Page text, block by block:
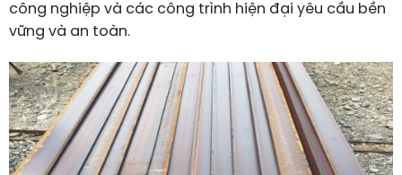
công nghiệp và các công trình hiện đại yêu cầu bền
vững và an toàn.